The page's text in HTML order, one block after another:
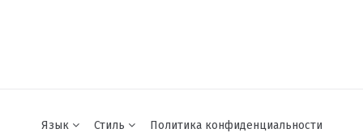
Язык Стиль Политика конфиденциальности